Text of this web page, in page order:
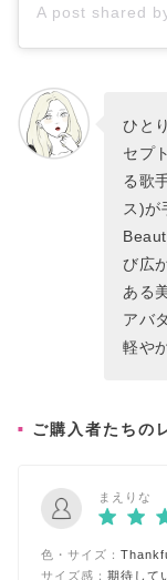
ひと
セプ
る歌
ス)が
び広
ある
アバ
軽や
ご購入者たちの
まえりな
色・サイズ：
サイズ感： 期待して